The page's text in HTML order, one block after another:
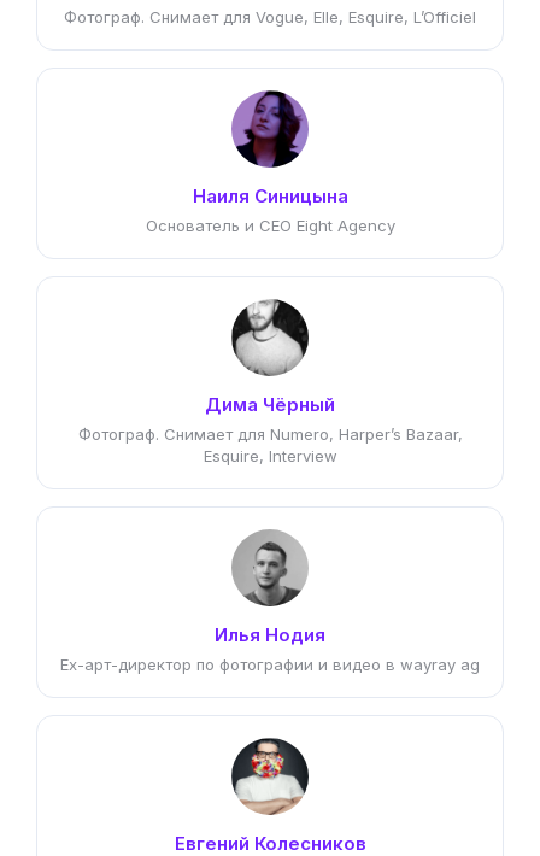
Фотограф. Снимает для Vogue, Elle, Esquire, L’Officiel
Наиля Синицына
Основатель и CEO Eight Agency
Дима Чёрный
Фотограф. Снимает для Numero, Harper’s Bazaar,
Esquire, Interview
Илья Нодия
Ex-арт-директор по фотографии и видео в wayray ag
Евгений Колесников